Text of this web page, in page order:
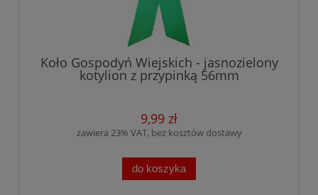
Koło Gospodyń Wiejskich - jasnozielony
kotylion z przypinką 56mm
9,99 zł
zawiera 23% VAT, bez kosztów dostawy
do koszyka